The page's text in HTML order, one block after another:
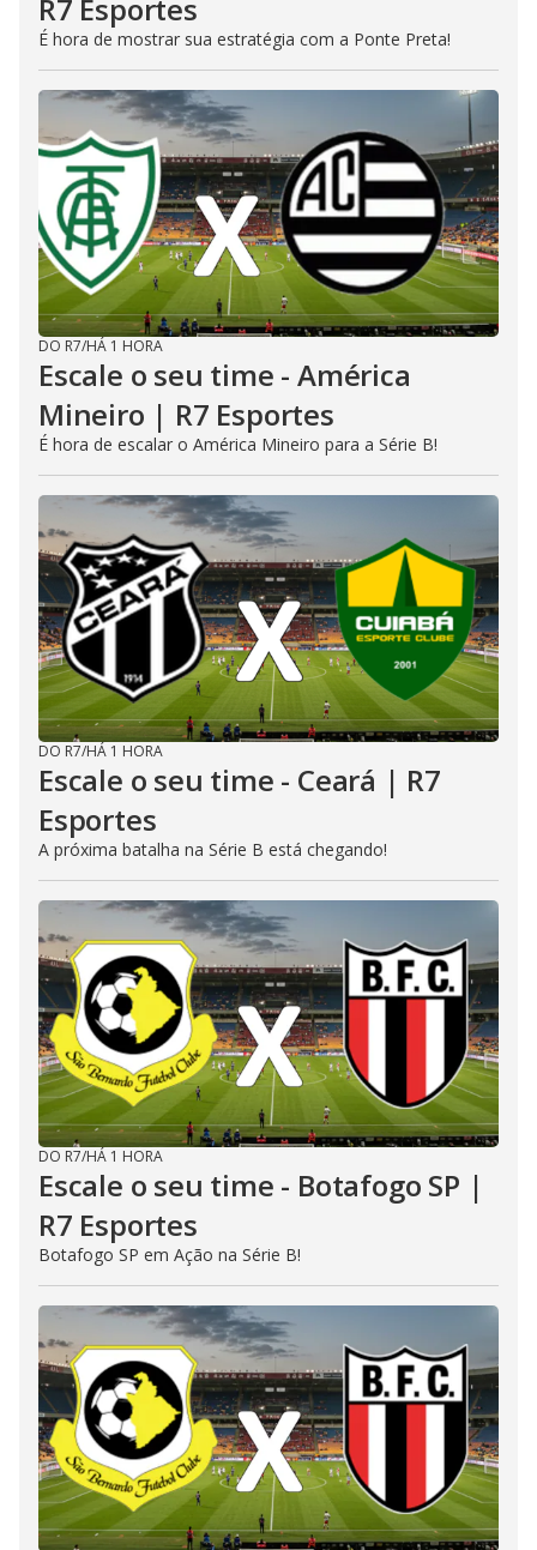
R7 Esportes
É hora de mostrar sua estratégia com a Ponte Preta!
DO R7/HÁ 1 HORA
Escale o seu time - América
Mineiro | R7 Esportes
É hora de escalar o América Mineiro para a Série B!
DO R7/HÁ 1 HORA
Escale o seu time - Ceará | R7
Esportes
A próxima batalha na Série B está chegando!
DO R7/HÁ 1 HORA
Escale o seu time - Botafogo SP |
R7 Esportes
Botafogo SP em Ação na Série B!